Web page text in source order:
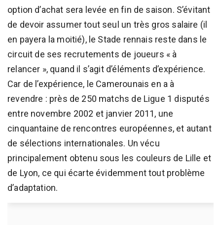
option d’achat sera levée en fin de saison. S’évitant
de devoir assumer tout seul un très gros salaire (il
en payera la moitié), le Stade rennais reste dans le
circuit de ses recrutements de joueurs « à
relancer », quand il s’agit d’éléments d’expérience.
Car de l’expérience, le Camerounais en a à
revendre : près de 250 matchs de Ligue 1 disputés
entre novembre 2002 et janvier 2011, une
cinquantaine de rencontres européennes, et autant
de sélections internationales. Un vécu
principalement obtenu sous les couleurs de Lille et
de Lyon, ce qui écarte évidemment tout problème
d’adaptation.